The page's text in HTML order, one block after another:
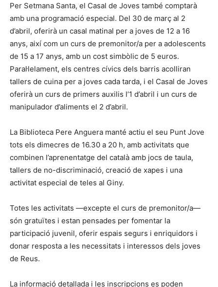
Per Setmana Santa, el Casal de Joves també comptarà
amb una programació especial. Del 30 de març al 2
d’abril, oferirà un casal matinal per a joves de 12 a 16
anys, així com un curs de premonitor/a per a adolescents
de 15 a 17 anys, amb un cost simbòlic de 5 euros.
Paral·lelament, els centres cívics dels barris acolliran
tallers de cuina per a joves cada tarda, i el Casal de Joves
oferirà un curs de primers auxilis l’1 d’abril i un curs de
manipulador d’aliments el 2 d’abril.
La Biblioteca Pere Anguera manté actiu el seu Punt Jove
tots els dimecres de 16.30 a 20 h, amb activitats que
combinen l’aprenentatge del català amb jocs de taula,
tallers de no-discriminació, creació de xapes i una
activitat especial de teles al Giny.
Totes les activitats —excepte el curs de premonitor/a—
són gratuïtes i estan pensades per fomentar la
participació juvenil, oferir espais segurs i enriquidors i
donar resposta a les necessitats i interessos dels joves
de Reus.
La informació detallada i les inscripcions es poden